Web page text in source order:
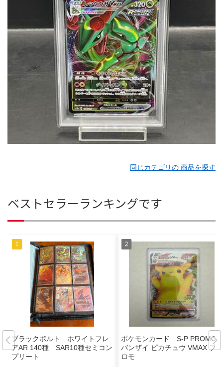
同じカテゴリの 商品を探す
ベストセラーランキングです
ブラックボルト ホワイトフレ
アAR 140種 SAR10種セミコン
プリート
ポケモンカード S-P PROMO
バンザイ ピカチュウ VMAX プ
ロモ